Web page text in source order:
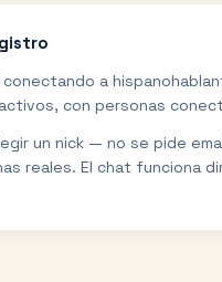
a
con personas
un nick — no se pide
reales. El chat funciona